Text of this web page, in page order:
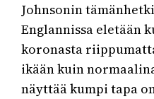
Johnsonin
Englannissa eletään
koronasta
ikään kuin
näyttää kumpi tapa